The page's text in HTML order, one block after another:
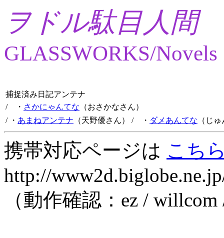
ヲドル駄目人間
GLASSWORKS/Novels
捕捉済み日記アンテナ
/ ・ さかにゃんてな （おさかなさん）
/ ・ あまねアンテナ （天野優さん） / ・ ダメあんてな （じ
携帯対応ページは こち
http://
（動作確認：ez /